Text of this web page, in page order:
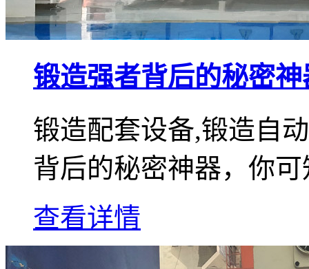
锻造强者背后的秘密
锻造配套设备,锻造自
背后的秘密神器，你
查看详情